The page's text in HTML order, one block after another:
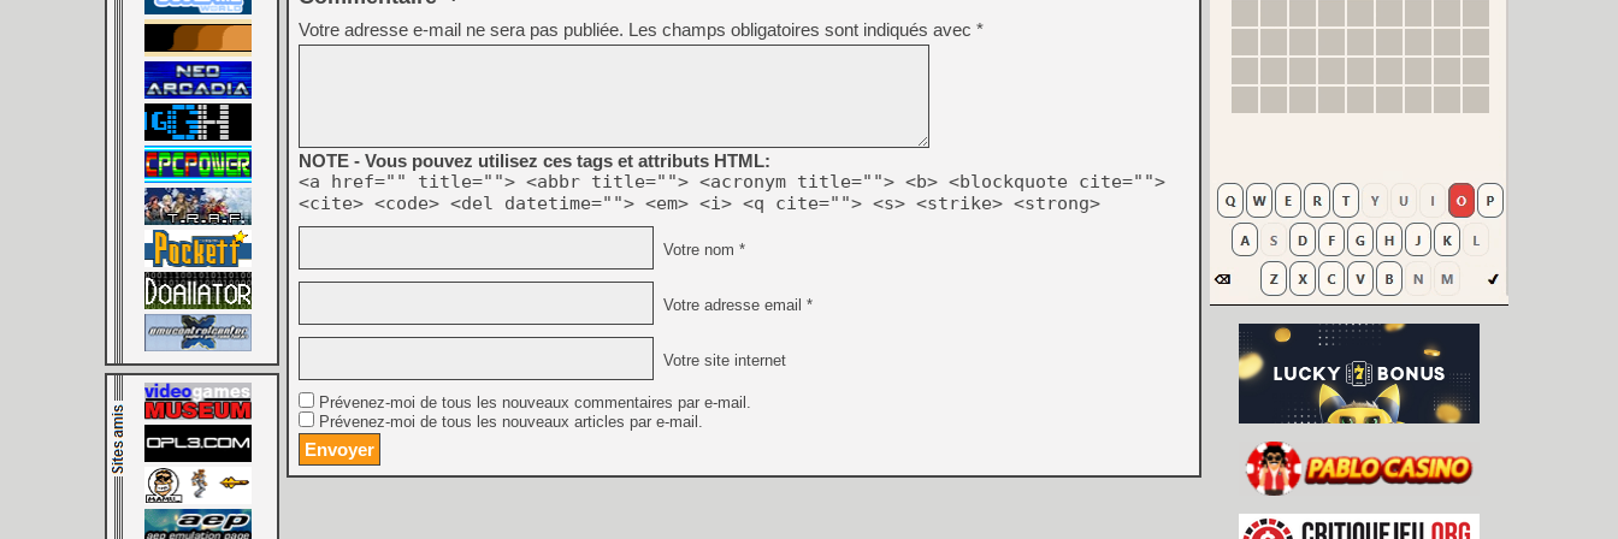
Votre adresse e-mail ne sera pas publiée. Les champs obligatoires sont indiqués avec *
NOTE - Vous pouvez utilisez ces tags et attributs HTML:
<a href="" title=""> <abbr title=""> <acronym title=""> <b> <blockquote cite="">
<cite> <code> <del datetime=""> <em> <i> <q cite=""> <s> <strike> <strong>
Votre nom *
Votre adresse email *
Votre site internet
Prévenez-moi de tous les nouveaux commentaires par e-mail.
Prévenez-moi de tous les nouveaux articles par e-mail.